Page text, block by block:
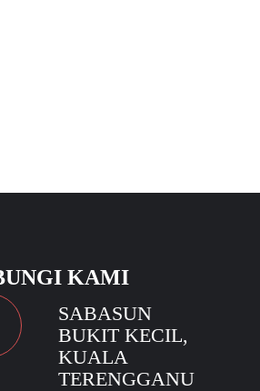
KAMI
SABASUN
BUKIT KECIL,
KUALA
TERENGGANU